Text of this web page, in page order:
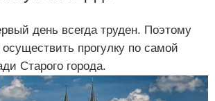
день всегда труден. Поэтому
прогулку по самой
Старого города.